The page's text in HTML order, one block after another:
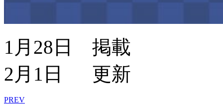
1月28日 掲載
2月1日 更新
PREV